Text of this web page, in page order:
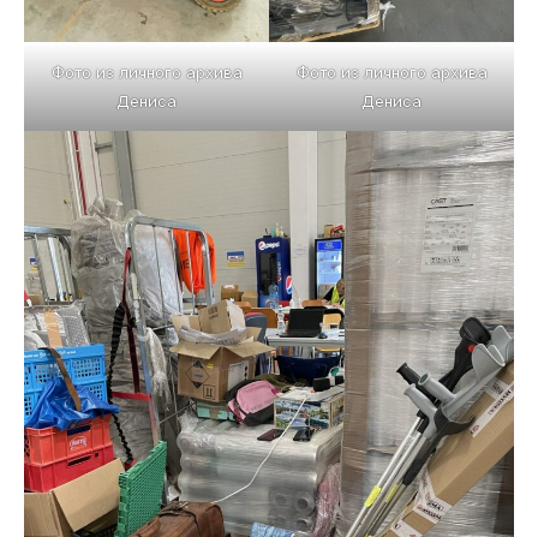
Фото из личного архива
Дениса
Фото из личного архива
Дениса